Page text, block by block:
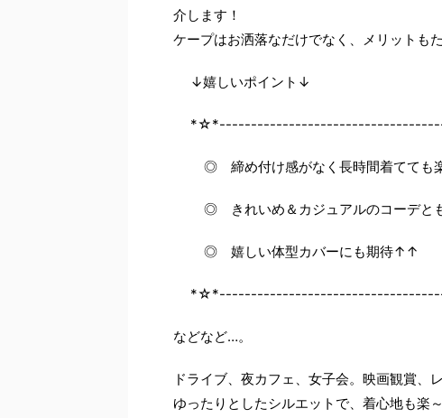
介します！
ケープはお洒落なだけでなく、メリットも
↓嬉しいポイント↓
◎ 締め付け感がなく長時間着てても楽
◎ きれいめ＆カジュアルのコーデとも
◎ 嬉しい体型カバーにも期待↑↑
などなど…。
ドライブ、夜カフェ、女子会。映画観賞、
ゆったりとしたシルエットで、着心地も楽